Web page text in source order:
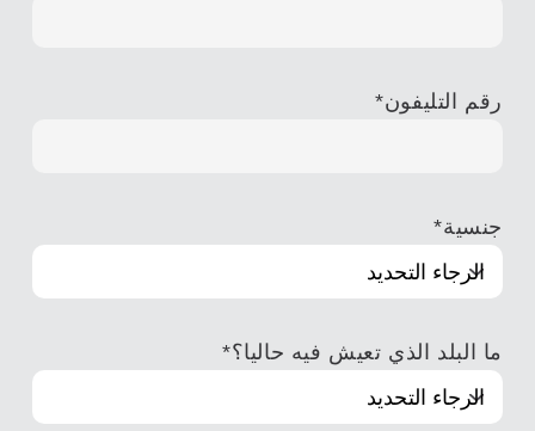
رقم التليفون*
جنسية*
ما البلد الذي تعيش فيه حاليا؟*